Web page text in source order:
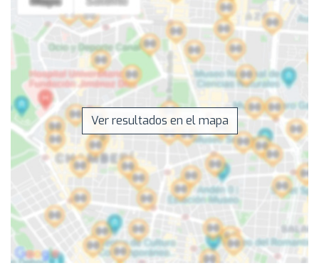
Ver resultados en el mapa